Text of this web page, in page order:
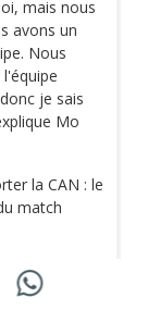
mais nous
avons un
Nous
je sais
Mo
la CAN : le
match